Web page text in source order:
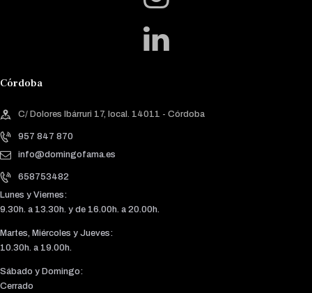
Córdoba
C/ Dolores Ibárruri 17, local. 14011 - Córdoba
957 847 870
info@domingofama.es
658753482
Lunes y Viernes:
9.30h. a 13.30h. y de 16.00h. a 20.00h.
Martes, Miércoles y Jueves:
10.30h. a 19.00h.
Sábado y Domingo:
Cerrado